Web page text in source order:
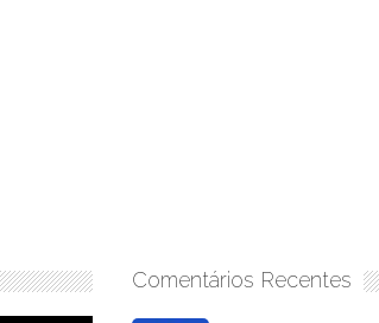
Comentários Recentes